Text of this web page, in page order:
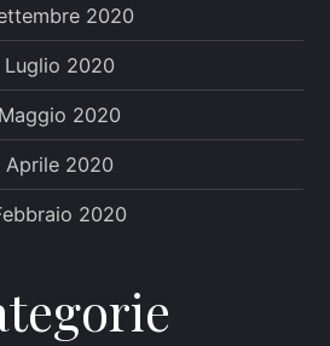
2020
Luglio 2020
Maggio 2020
Aprile 2020
2020